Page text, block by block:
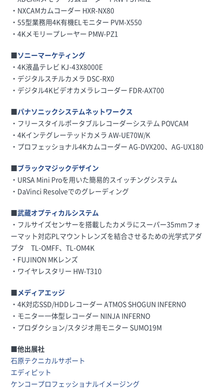
・NXCAMカムコーダー HXR-NX80
・55型業務用4K有機ELモニター PVM-X550
・4Kメモリープレーヤー PMW-PZ1
■ソニーマーケティング
・4K液晶テレビ KJ-43X8000E
・デジタルスチルカメラ DSC-RX0
・デジタル4Kビデオカメラレコーダー FDR-AX700
■パナソニックシステムネットワークス
・フリースタイルポータブルレコーダーシステム POVCAM
・4Kインテグレーテッドカメラ AW-UE70W/K
・プロフェッショナル4Kカムコーダー AG-DVX200、AG-UX180
■ブラックマジックデザイン
・URSA Mini Proを用いた簡易的スイッチングシステム
・DaVinci Resolveでのグレーディング
■武蔵オプティカルシステム
・フルサイズセンサーを搭載したカメラにスーパー35mmフォ
ーマット対応PLマウントレンズを結合させるための光学式アダ
プタ TL-OMFF、TL-OM4K
・FUJINON MKレンズ
・ワイヤレスタリー HW-T310
■メディアエッジ
・4K対応SSD/HDDレコーダー ATMOS SHOGUN INFERNO
・モニター一体型レコーダー NINJA INFERNO
・プロダクション/スタジオ用モニター SUMO19M
■他出展社
石原テクニカルサポート
エディピット
ケンコープロフェッショナルイメージング